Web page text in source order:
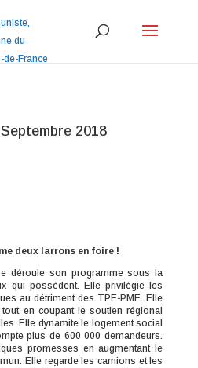
2018
deux larrons en foire !
déroule son programme sous la
qui possèdent. Elle privilégie les
au détriment des TPE-PME. Elle
en coupant le soutien régional
Elle dynamite le logement social
plus de 600 000 demandeurs.
promesses en augmentant le
Elle regarde les camions et les